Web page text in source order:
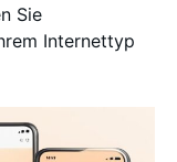
Sie
Internettyp